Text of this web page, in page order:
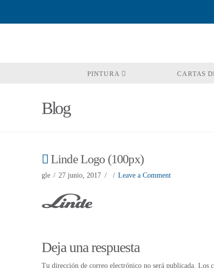
PINTURA CARTAS
Blog
Linde Logo (100px)
gle 27 junio, 2017 Leave a Comment
Deja una respuesta
Tu dirección de correo electrónico no será publicada. Los